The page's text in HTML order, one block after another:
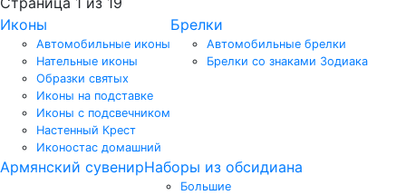
Иконы
Автомобильные иконы
Нательные иконы
Образки святых
Иконы на подставке
Иконы с подсвечником
Настенный Крест
Иконостас домашний
Брелки
Автомобильные брелки
Брелки со знаками Зодиака
Армянский сувенирНаборы из обсидиана
Большие